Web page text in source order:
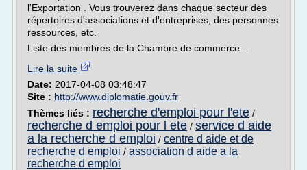
l'Exportation . Vous trouverez dans chaque secteur des
répertoires d'associations et d'entreprises, des personnes
ressources, etc.
Liste des membres de la Chambre de commerce...
Lire la suite
Date: 2017-04-08 03:48:47
Site : http://www.diplomatie.gouv.fr
Thèmes liés : recherche d'emploi pour l'ete /
recherche d emploi pour l ete / service d aide
a la recherche d emploi / centre d aide et de
recherche d emploi / association d aide a la
recherche d emploi